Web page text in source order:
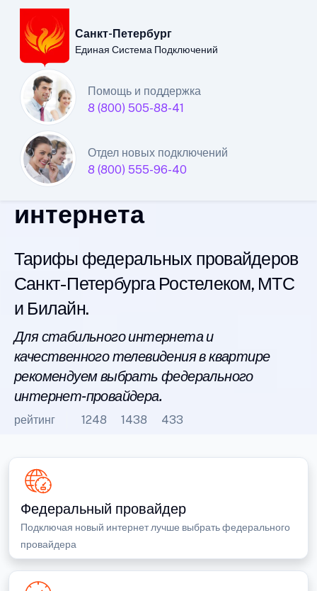
Санкт-Петербург
Единая Система Подключений
Помощь и поддержка
8 (800) 505-88-41
Отдел новых подключений
8 (800) 555-96-40
Санкт-Петербургский
филиал
Единой Системы
Подключений
интернета
Тарифы федеральных провайдеров
Санкт-Петербурга Ростелеком, МТС
и Билайн.
Для стабильного интернета и
качественного телевидения в квартире
рекомендуем выбрать федерального
интернет-провайдера.
рейтинг 1248 1438 433
Федеральный провайдер
Подключая новый интернет лучше выбрать федерального
провайдера